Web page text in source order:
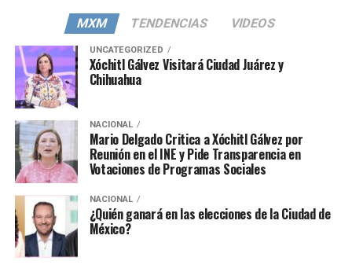
El SVR destaca las dificultades en el proceso de
reclutamiento, señalando que las negociaciones con los
narcobarones son complicadas y que los jefes de las
bandas buscan obtener beneficios significativos para
permitir la cooperación con las autoridades
estadounidenses.
Estas acusaciones profundizan la tensión entre Rusia y
Estados Unidos, y plantean preocupaciones sobre el uso
de presidiarios como mercenarios en conflictos
internacionales.
MXM TENDENCIAS VIDEOS
UNCATEGORIZED
Xóchitl Gálvez Visitará Ciudad Juárez y
Chihuahua
NACIONAL
Mario Delgado Critica a Xóchitl Gálvez por
Reunión en el INE y Pide Transparencia en
Votaciones de Programas Sociales
NACIONAL
¿Quién ganará en las elecciones de la Ciudad de
México?